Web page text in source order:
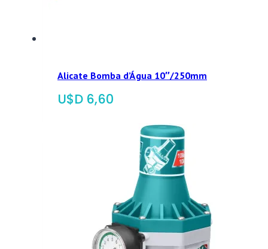
Alicate Bomba d’Água 10″/250mm
$ 6,60